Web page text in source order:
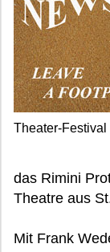
Theater-Festival
das Rimini
Theatre aus
Mit Frank